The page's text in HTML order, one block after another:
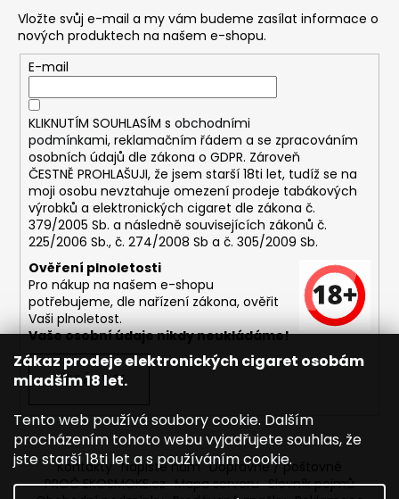
Zákaz prodeje elektronických cigaret osobám
mladším 18 let.
Tento web používá soubory cookie. Dalším
procházením tohoto webu vyjadřujete souhlas, že
jste starší 18ti let a s používáním cookie.
p
o
r
u
u
m
DEKANG
USA
MIX
10ML
11MG
169
Kč
Původně:
195
Vložte svůj e-mail a my vám budeme zasílat informace o
nových produktech na našem e-shopu.
E-mail
KLIKNUTÍM SOUHLASÍM s obchodními
podmínkami, reklamačním řádem a se zpracováním
osobních údajů dle zákona o GDPR. Zároveň
ČESTNĚ PROHLAŠUJI, že jsem starší 18ti let, tudíž se na
moji osobu nevztahuje omezení prodeje tabákových
výrobků a elektronických cigaret dle zákona č.
379/2005 Sb. a následně souvisejících zákonů č.
225/2006 Sb., č. 274/2008 Sb a č. 305/2009 Sb.
Ověření plnoletosti
Pro nákup na našem e-shopu
potřebujeme, dle nařízení zákona, ověřit
Vaši plnoletost.
Vaše osobní údaje nikdy neukládáme!
PŘIHLÁSIT SE
Kontakty Napište nám Dopravné / poštovné
PROČ EKOSMOKE.cz Mapa serveru Slovník pojmů